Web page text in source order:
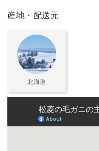
産地・配送元
北海道